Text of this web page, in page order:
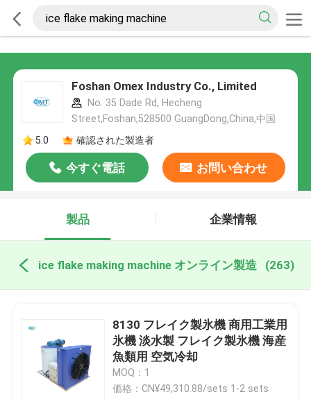
Foshan Omex Industry Co., Limited
No. 35 Dade Rd, Hecheng
Street,Foshan,528500 GuangDong,China,中国
5.0
確認された製造者
今すぐ電話 お問い合わせ
製品 企業情報
ice flake making machine オンライン製造 (263)
8130 フレイク製氷機 商用工業用
氷機 淡水製 フレイク製氷機 海産
魚類用 空気冷却
MOQ：1
価格：CN¥49,310.88/sets 1-2 sets